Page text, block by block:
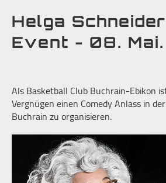
Helga
Event - 08.
Als Basketball Club Buchrain-Ebikon
Vergnügen einen Comedy Anlass in
Buchrain zu organisieren.